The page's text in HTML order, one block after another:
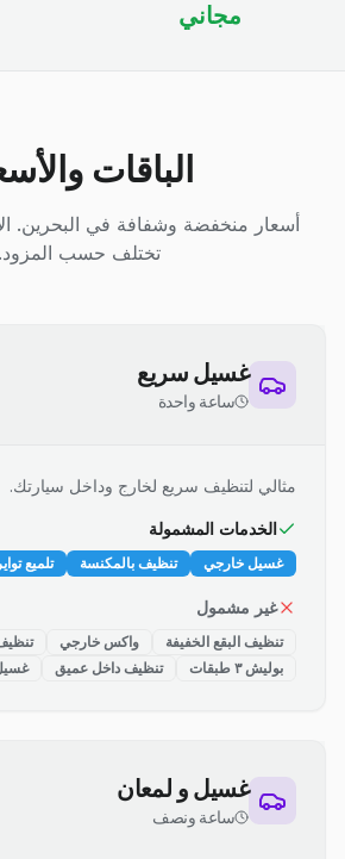
مجاني
الباقات
أسعار منخفضة وشفافة في البحرين.
تختلف حسب المزود.
غسيل سريع
ساعة واحدة
مثالي لتنظيف سريع لخارج وداخل سيارتك.
الخدمات المشمولة
غسيل خارجي تنظيف بالمكنسة تلميع تواير
غير مشمول
تنظيف البقع الخفيفة واكس خارجي
بوليش ٣ طبقات
تنظيف داخل عميق
غسيل و لمعان
ساعة ونصف